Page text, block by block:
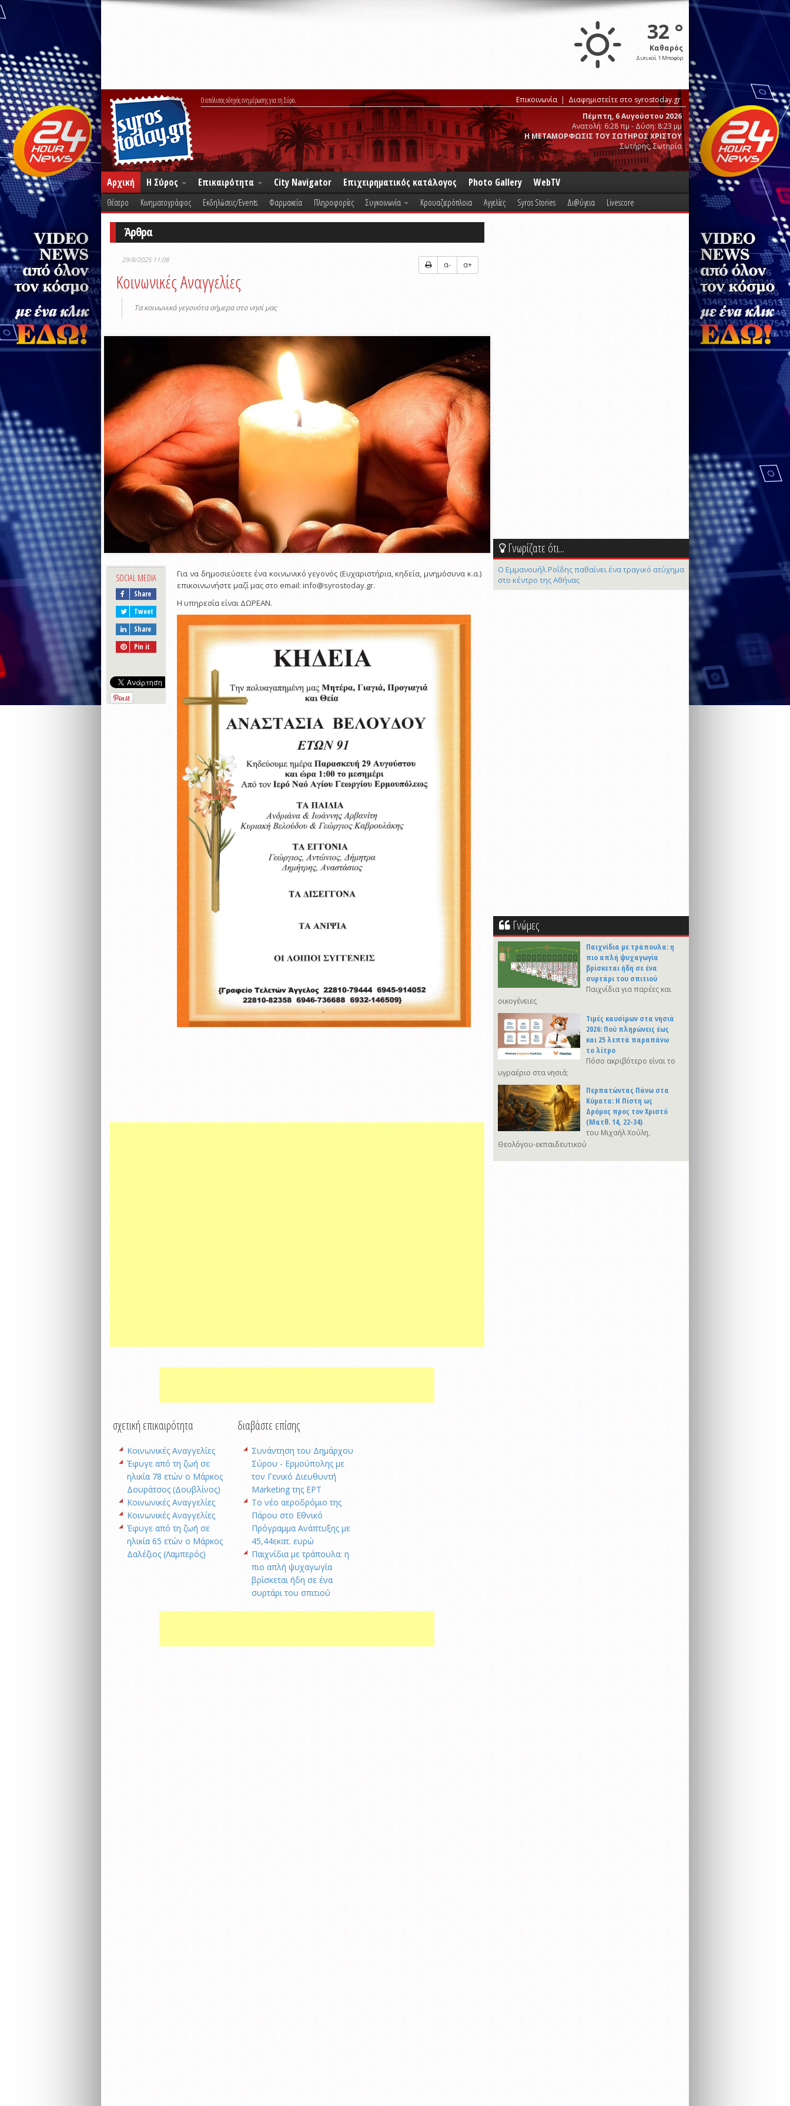
32 °
Καθαρός
Δυτικοί 1 Μποφόρ
Ο απόλυτος οδηγός ενημέρωσης για τη Σύρο. Επικοινωνία
Διαφημιστείτε στο syrostoday.gr
Πέμπτη, 6 Αυγούστου 2026
Ανατολή: 6:28 πμ - Δύση: 8:23 μμ
Η ΜΕΤΑΜΟΡΦΩΣΙΣ ΤΟΥ ΣΩΤΗΡΟΣ ΧΡΙΣΤΟΥ
Σωτήρης, Σωτηρία
Αρχική Η Σύρος Επικαιρότητα City Navigator Επιχειρηματικός κατάλογος Photo Gallery WebTV
Θέατρο Κινηματογράφος Εκδηλώσεις/Events Φαρμακεία Πληροφορίες Συγκοινωνία Κρουαζιερόπλοια Αγγελίες Syros Stories Δι@ύγεια Livescore
Άρθρα
29/8/2025 11:08
α- α+
Κοινωνικές Αναγγελίες
Τα κοινωνικά γεγονότα σήμερα στο νησί μας
SOCIAL MEDIA
Share
Tweet
Share
Pin it
Για να δημοσιεύσετε ένα κοινωνικό γεγονός (Ευχαριστήρια, κηδεία, μνημόσυνα κ.α.)
επικοινωνήστε μαζί μας στο email: info@syrostoday.gr.
Η υπηρεσία είναι ΔΩΡΕΑΝ.
σχετική επικαιρότητα
Κοινωνικές Αναγγελίες
Έφυγε από τη ζωή σε
ηλικία 78 ετών ο Μάρκος
Δουράτσος (Δουβλίνος)
Κοινωνικές Αναγγελίες
Κοινωνικές Αναγγελίες
Έφυγε από τη ζωή σε
ηλικία 65 ετών ο Μάρκος
Δαλέζιος (Λαμπερός)
διαβάστε επίσης
Συνάντηση του Δημάρχου
Σύρου - Ερμούπολης με
τον Γενικό Διευθυντή
Marketing της ΕΡΤ
Το νέο αεροδρόμιο της
Πάρου στο Εθνικό
Πρόγραμμα Ανάπτυξης με
45,44εκατ. ευρώ
Παιχνίδια με τράπουλα: η
πιο απλή ψυχαγωγία
βρίσκεται ήδη σε ένα
συρτάρι του σπιτιού
Γνωρίζατε ότι...
Ο Εμμανουήλ Ροΐδης παθαίνει ένα τραγικό ατύχημα
στο κέντρο της Αθήνας
Γνώμες
Παιχνίδια με τράπουλα: η
πιο απλή ψυχαγωγία
βρίσκεται ήδη σε ένα
συρτάρι του σπιτιού
Παιχνίδια για παρέες και
οικογένειες
Τιμές καυσίμων στα νησιά
2026: Πού πληρώνεις έως
και 25 λεπτά παραπάνω
το λίτρο
Πόσο ακριβότερο είναι το
υγραέριο στα νησιά;
Περπατώντας Πάνω στα
Κύματα: Η Πίστη ως
Δρόμος προς τον Χριστό
(Ματθ. 14, 22-34)
του Μιχαήλ Χούλη,
Θεολόγου-εκπαιδευτικού